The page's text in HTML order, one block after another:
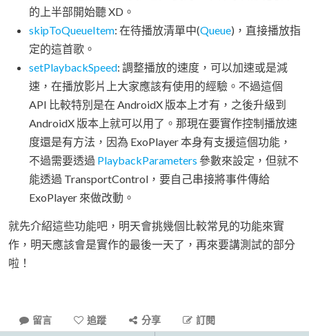
的上半部開始聽 XD。
skipToQueueItem: 在待播放清單中(Queue)，直接播放指
定的這首歌。
setPlaybackSpeed: 調整播放的速度，可以加速或是減
速，在播放影片上大家應該有使用的經驗。不過這個
API 比較特別是在 AndroidX 版本上才有，之後升級到
AndroidX 版本上就可以用了。那現在要實作控制播放速
度還是有方法，因為 ExoPlayer 本身有支援這個功能，
不過需要透過 PlaybackParameters 參數來設定，但就不
能透過 TransportControl，要自己串接將事件傳給
ExoPlayer 來做改動。
就先介紹這些功能吧，明天會挑幾個比較常見的功能來實
作，明天應該會是實作的最後一天了，再來要講測試的部分
啦！
留言 追蹤 分享 訂閱